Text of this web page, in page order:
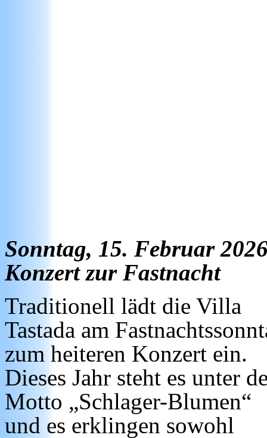
Sonntag, 15. Februar
Konzert zur Fastnacht
Traditionell lädt die Villa
Tastada am
zum heiteren Konzert ein.
Dieses Jahr steht es unter
Motto „Schlager-Blumen“
und es erklingen sowohl